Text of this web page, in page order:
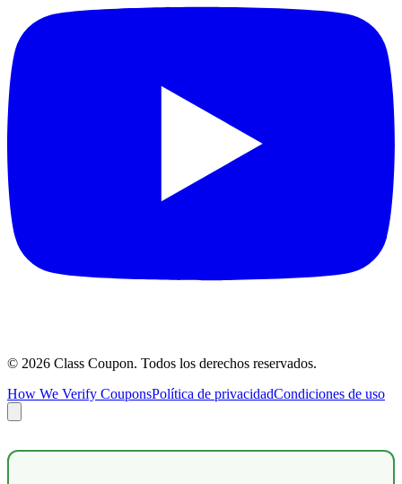
© 2026 Class Coupon. Todos los derechos reservados.
How We Verify CouponsPolítica de privacidadCondiciones de uso